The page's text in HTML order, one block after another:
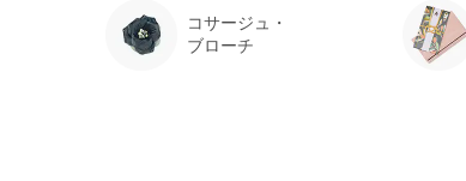
コサージュ・
ブローチ